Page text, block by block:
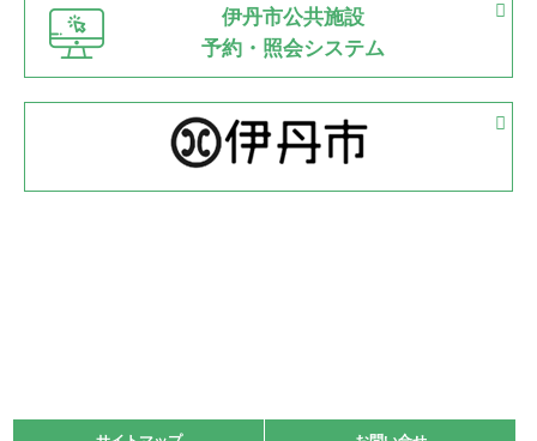
2022.06.12
県知事杯争奪バレーボール大会が開催
緑ケ丘体育館
2022.05.05
体育協会長杯 バドミントン競技の部
2022.05.22
緑ケ丘体育館
伊丹市公共施設
予約・照会システム